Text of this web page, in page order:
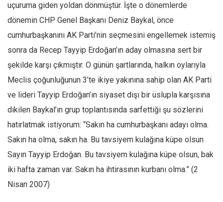
uçuruma giden yoldan dönmüştür. İşte o dönemlerde
dönemin CHP Genel Başkanı Deniz Baykal, önce
cumhurbaşkanını AK Parti’nin seçmesini engellemek istemiş
sonra da Recep Tayyip Erdoğan’ın aday olmasına sert bir
şekilde karşı çıkmıştır. O günün şartlarında, halkın oylarıyla
Meclis çoğunluğunun 3’te ikiye yakınına sahip olan AK Parti
ve lideri Tayyip Erdoğan’ın siyaset dışı bir üslupla karşısına
dikilen Baykal’ın grup toplantısında sarfettiği şu sözlerini
hatırlatmak istiyorum: “Sakın ha cumhurbaşkanı adayı olma.
Sakın ha olma, sakın ha. Bu tavsiyem kulağına küpe olsun
Sayın Tayyip Erdoğan. Bu tavsiyem kulağına küpe olsun, bak
iki hafta zaman var. Sakın ha ihtirasının kurbanı olma.” (2
Nisan 2007)